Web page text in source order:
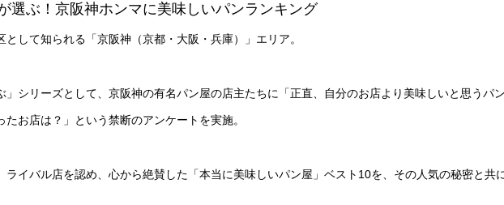
選ぶ！京阪神ホンマに美味しいパンランキング
して知られる「京阪神（京都・大阪・兵庫）」エリア。
」シリーズとして、京阪神の有名パン屋の店主たちに「正直、自分のお店より美味しいと思うパ
お店は？」という禁断のアンケートを実施。
ライバル店を認め、心から絶賛した「本当に美味しいパン屋」ベスト10を、その人気の秘密と共